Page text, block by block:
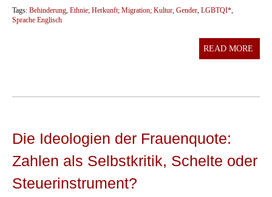
Tags: Behinderung, Ethnie; Herkunft; Migration; Kultur, Gender, LGBTQI*,
Sprache Englisch
READ MORE
Die Ideologien der Frauenquote:
Zahlen als Selbstkritik, Schelte oder
Steuerinstrument?